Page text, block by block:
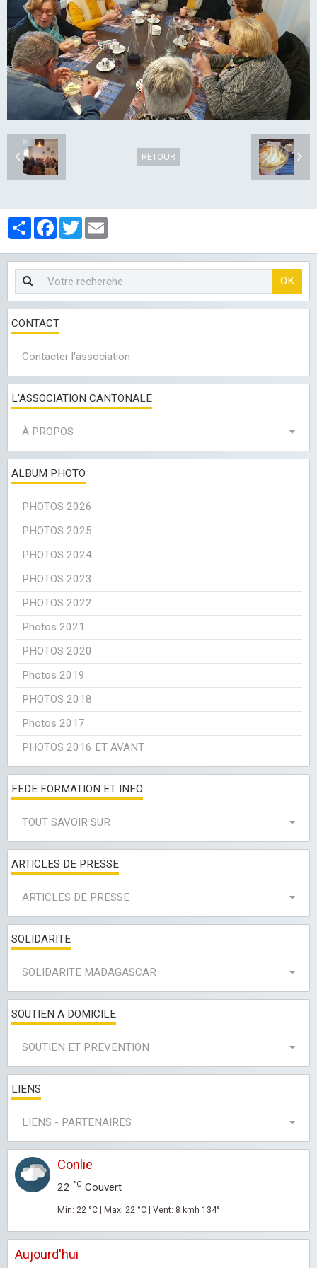
LES CLUBS
RETOUR
PartagerFacebook
Twitter
OK
CONTACT
Contacter l'association
L'ASSOCIATION CANTONALE
À PROPOS
ALBUM PHOTO
PHOTOS 2026
PHOTOS 2025
PHOTOS 2024
PHOTOS 2023
PHOTOS 2022
Photos 2021
PHOTOS 2020
Photos 2019
PHOTOS 2018
Photos 2017
PHOTOS 2016 ET AVANT
FEDE FORMATION ET INFO
TOUT SAVOIR SUR
ARTICLES DE PRESSE
ARTICLES DE PRESSE
SOLIDARITE
SOLIDARITE MADAGASCAR
SOUTIEN A DOMICILE
SOUTIEN ET PREVENTION
LIENS
LIENS - PARTENAIRES
Conlie
22 °C Couvert
Min: 22 °C | Max: 22 °C | Vent: 8 kmh 134°
Aujourd'hui